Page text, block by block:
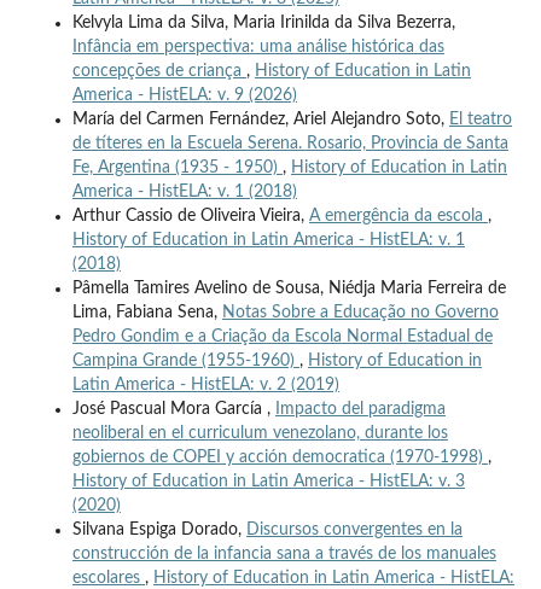
Kelvyla Lima da Silva, Maria Irinilda da Silva Bezerra,
Infância em perspectiva: uma análise histórica das
concepções de criança , History of Education in Latin
America - HistELA: v. 9 (2026)
María del Carmen Fernández, Ariel Alejandro Soto, El teatro
de títeres en la Escuela Serena. Rosario, Provincia de Santa
Fe, Argentina (1935 - 1950) , History of Education in Latin
America - HistELA: v. 1 (2018)
Arthur Cassio de Oliveira Vieira, A emergência da escola ,
History of Education in Latin America - HistELA: v. 1
(2018)
Pâmella Tamires Avelino de Sousa, Niédja Maria Ferreira de
Lima, Fabiana Sena, Notas Sobre a Educação no Governo
Pedro Gondim e a Criação da Escola Normal Estadual de
Campina Grande (1955-1960) , History of Education in
Latin America - HistELA: v. 2 (2019)
José Pascual Mora García ,
Impacto del paradigma
neoliberal en el curriculum venezolano, durante los
gobiernos de COPEI y acción democratica (1970-1998) ,
History of Education in Latin America - HistELA: v. 3
(2020)
Silvana Espiga Dorado, Discursos convergentes en la
construcción de la infancia sana a través de los manuales
escolares , History of Education in Latin America - HistELA: